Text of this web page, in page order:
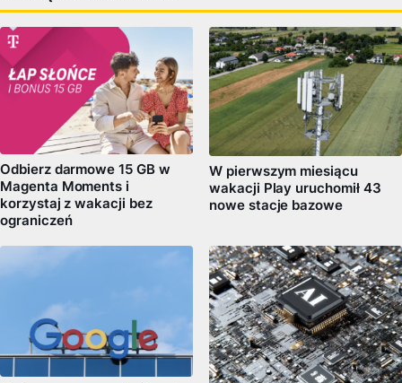
Odbierz darmowe 15 GB w
Magenta Moments i
korzystaj z wakacji bez
ograniczeń
W pierwszym miesiącu
wakacji Play uruchomił 43
nowe stacje bazowe